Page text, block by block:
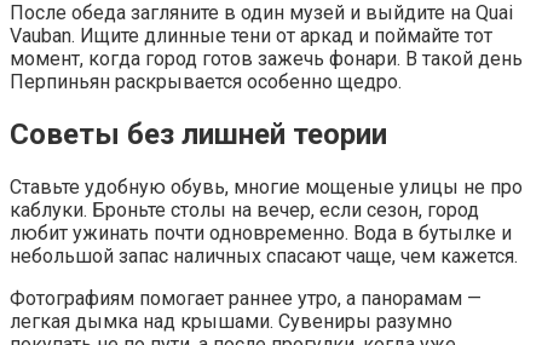
После обеда загляните в один музей и выйдите на Quai
Vauban. Ищите длинные тени от аркад и поймайте тот
момент, когда город готов зажечь фонари. В такой день
Перпиньян раскрывается особенно щедро.
Советы без лишней теории
Ставьте удобную обувь, многие мощеные улицы не про
каблуки. Броньте столы на вечер, если сезон, город
любит ужинать почти одновременно. Вода в бутылке и
небольшой запас наличных спасают чаще, чем кажется.
Фотографиям помогает раннее утро, а панорамам —
легкая дымка над крышами. Сувениры разумно